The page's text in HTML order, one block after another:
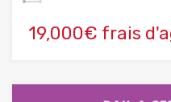
19,000€ frais